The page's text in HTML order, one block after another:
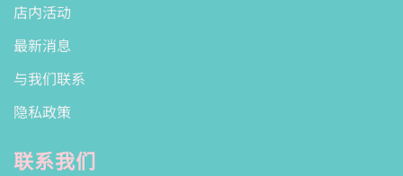
店内活动
最新消息
与我们联系
隐私政策
联系我们